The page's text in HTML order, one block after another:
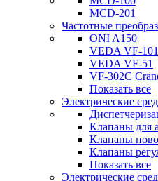
MCD-201
Частотные
ONI A150
VEDA VF-101
VEDA VF-51
VF-302C
Показать все
Электрические
Клапаны для
Клапаны
Клапаны
Показать все
Электрические